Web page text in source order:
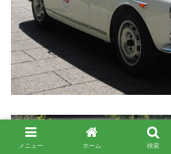
メニュー ホーム 検索